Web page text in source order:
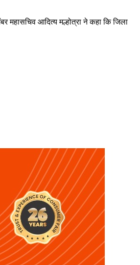
महासचिव आदित्य मल्होत्रा ने कहा कि जिला